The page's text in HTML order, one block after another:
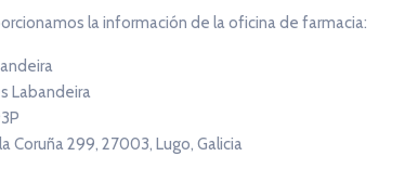
la información de la oficina de farmacia:
Labandeira
Coruña 299, 27003, Lugo, Galicia